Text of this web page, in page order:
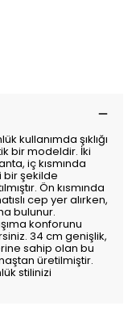
kullanımda şıklığı
bir modeldir. İki
iç kısmında
bir şekilde
Ön kısmında
cep yer alırken,
bulunur.
konforunu
34 cm genişlik,
sahip olan bu
üretilmiştir.
stilinizi